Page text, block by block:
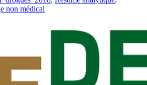
non médical